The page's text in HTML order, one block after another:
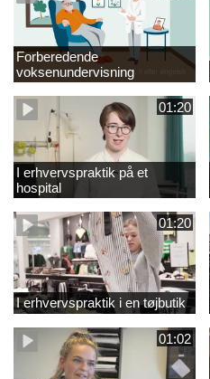
Forberedende
voksenundervisning
01:20
I erhvervspraktik på et
hospital
01:20
I erhvervspraktik i en tøjbutik
01:02